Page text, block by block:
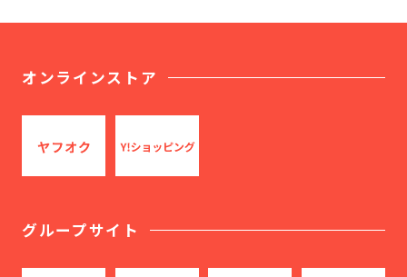
オンラインストア
グループサイト